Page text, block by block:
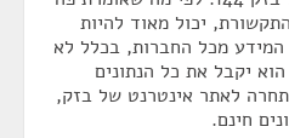
יכול מאוד להיות
מכל החברות, בכלל לא
יקבל את כל הנתונים
לאתר אינטרנט של בזק,
חינם.